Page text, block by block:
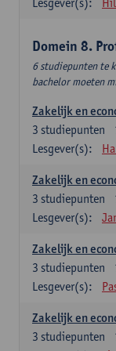
Domein 8.
6 studiepunten te
bachelor moeten
Zakelijk en
3 studiepunten
Lesgever(s):
Zakelijk en
3 studiepunten
Lesgever(s):
Zakelijk en
3 studiepunten
Lesgever(s):
Zakelijk en
3 studiepunten